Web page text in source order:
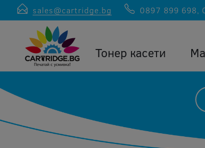
sales@cartridge.bg 0897 899 698,
Тонер касети